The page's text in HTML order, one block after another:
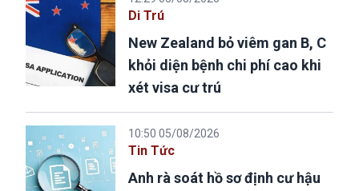
Di Trú
New Zealand bỏ viêm gan B, C
khỏi diện bệnh chi phí cao khi
xét visa cư trú
10:50 05/08/2026
Tin Tức
Anh rà soát hồ sơ định cư hậu